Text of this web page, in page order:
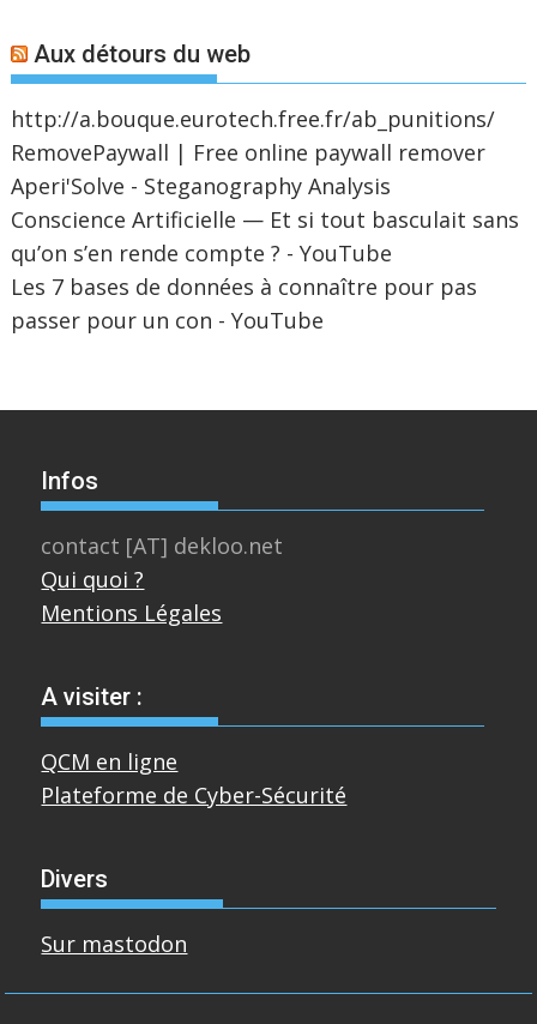
Aux détours du web
http://a.bouque.eurotech.free.fr/ab_punitions/
RemovePaywall | Free online paywall remover
Aperi'Solve - Steganography Analysis
Conscience Artificielle — Et si tout basculait sans
qu’on s’en rende compte ? - YouTube
Les 7 bases de données à connaître pour pas
passer pour un con - YouTube
Infos
contact [AT] dekloo.net
Qui quoi ?
Mentions Légales
A visiter :
QCM en ligne
Plateforme de Cyber-Sécurité
Divers
Sur mastodon